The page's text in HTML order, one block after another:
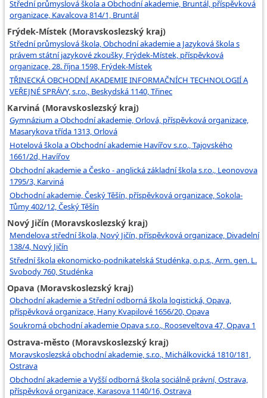
Střední průmyslová škola a Obchodní akademie, Bruntál, příspěvková
organizace, Kavalcova 814/1, Bruntál
Frýdek-Místek (Moravskoslezský kraj)
Střední průmyslová škola, Obchodní akademie a Jazyková škola s
právem státní jazykové zkoušky, Frýdek-Místek, příspěvková
organizace, 28. října 1598, Frýdek-Místek
TŘINECKÁ OBCHODNÍ AKADEMIE INFORMAČNÍCH TECHNOLOGIÍ A
VEŘEJNÉ SPRÁVY, s.r.o., Beskydská 1140, Třinec
Karviná (Moravskoslezský kraj)
Gymnázium a Obchodní akademie, Orlová, příspěvková organizace,
Masarykova třída 1313, Orlová
Hotelová škola a Obchodní akademie Havířov s.r.o., Tajovského
1661/2d, Havířov
Obchodní akademie a Česko - anglická základní škola s.r.o., Leonovova
1795/3, Karviná
Obchodní akademie, Český Těšín, příspěvková organizace, Sokola-
Tůmy 402/12, Český Těšín
Nový Jičín (Moravskoslezský kraj)
Mendelova střední škola, Nový Jičín, příspěvková organizace, Divadelní
138/4, Nový Jičín
Střední škola ekonomicko-podnikatelská Studénka, o.p.s., Arm. gen. L.
Svobody 760, Studénka
Opava (Moravskoslezský kraj)
Obchodní akademie a Střední odborná škola logistická, Opava,
příspěvková organizace, Hany Kvapilové 1656/20, Opava
Soukromá obchodní akademie Opava s.r.o., Rooseveltova 47, Opava 1
Ostrava-město (Moravskoslezský kraj)
Moravskoslezská obchodní akademie, s.r.o., Michálkovická 1810/181,
Ostrava
Obchodní akademie a Vyšší odborná škola sociálně právní, Ostrava,
příspěvková organizace, Karasova 1140/16, Ostrava